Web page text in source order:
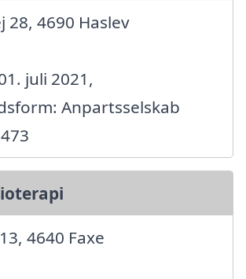
28, 4690 Haslev
juli 2021,
Anpartsselskab
4640 Faxe